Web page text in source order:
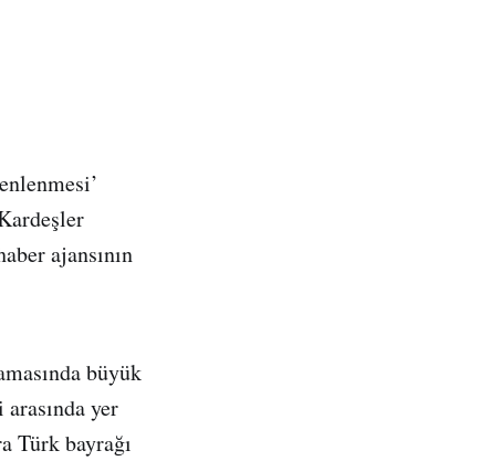
ajansının
büyük
yer
Türk bayrağı